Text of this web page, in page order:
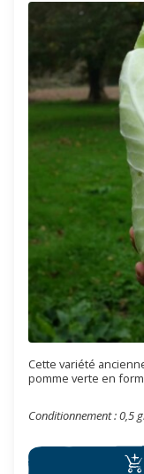
Cette variété
pomme verte en
Conditionnement : 0,5